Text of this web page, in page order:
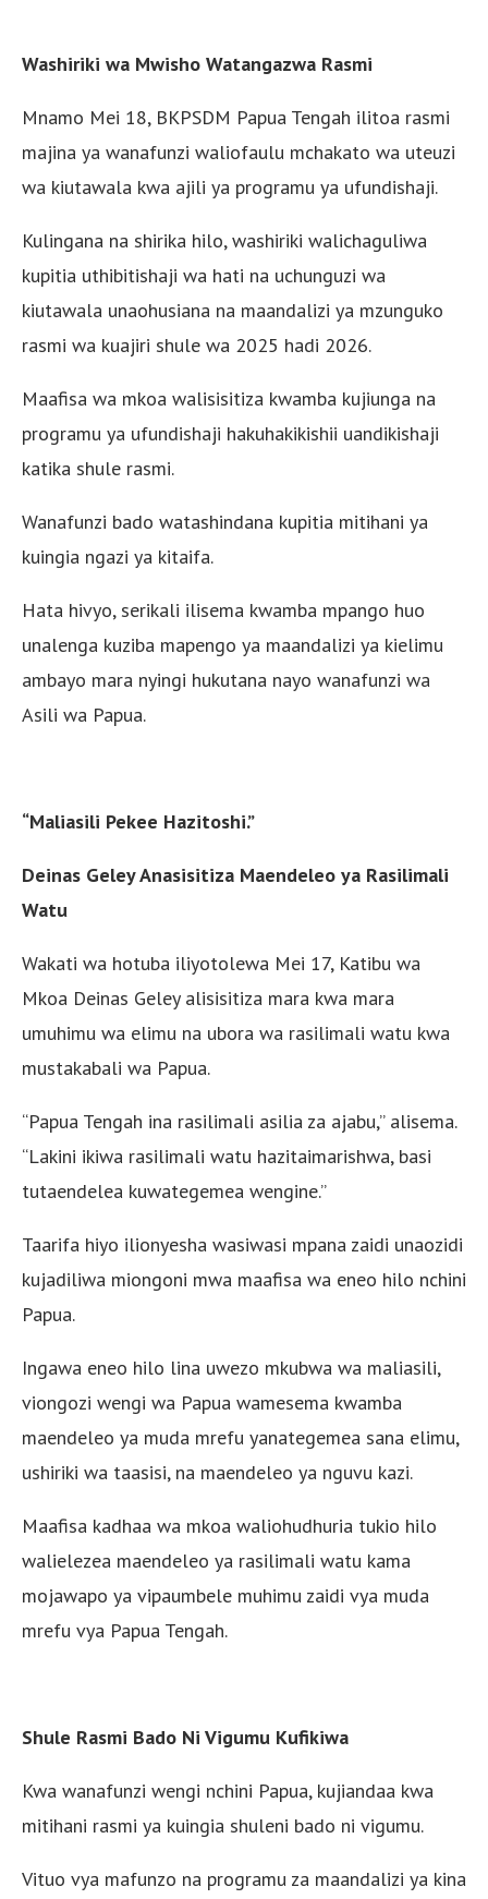
Washiriki wa Mwisho Watangazwa Rasmi
Mnamo Mei 18, BKPSDM Papua Tengah ilitoa rasmi
majina ya wanafunzi waliofaulu mchakato wa uteuzi
wa kiutawala kwa ajili ya programu ya ufundishaji.
Kulingana na shirika hilo, washiriki walichaguliwa
kupitia uthibitishaji wa hati na uchunguzi wa
kiutawala unaohusiana na maandalizi ya mzunguko
rasmi wa kuajiri shule wa 2025 hadi 2026.
Maafisa wa mkoa walisisitiza kwamba kujiunga na
programu ya ufundishaji hakuhakikishii uandikishaji
katika shule rasmi.
Wanafunzi bado watashindana kupitia mitihani ya
kuingia ngazi ya kitaifa.
Hata hivyo, serikali ilisema kwamba mpango huo
unalenga kuziba mapengo ya maandalizi ya kielimu
ambayo mara nyingi hukutana nayo wanafunzi wa
Asili wa Papua.
“Maliasili Pekee Hazitoshi.”
Deinas Geley Anasisitiza Maendeleo ya Rasilimali
Watu
Wakati wa hotuba iliyotolewa Mei 17, Katibu wa
Mkoa Deinas Geley alisisitiza mara kwa mara
umuhimu wa elimu na ubora wa rasilimali watu kwa
mustakabali wa Papua.
“Papua Tengah ina rasilimali asilia za ajabu,” alisema.
“Lakini ikiwa rasilimali watu hazitaimarishwa, basi
tutaendelea kuwategemea wengine.”
Taarifa hiyo ilionyesha wasiwasi mpana zaidi unaozidi
kujadiliwa miongoni mwa maafisa wa eneo hilo nchini
Papua.
Ingawa eneo hilo lina uwezo mkubwa wa maliasili,
viongozi wengi wa Papua wamesema kwamba
maendeleo ya muda mrefu yanategemea sana elimu,
ushiriki wa taasisi, na maendeleo ya nguvu kazi.
Maafisa kadhaa wa mkoa waliohudhuria tukio hilo
walielezea maendeleo ya rasilimali watu kama
mojawapo ya vipaumbele muhimu zaidi vya muda
mrefu vya Papua Tengah.
Shule Rasmi Bado Ni Vigumu Kufikiwa
Kwa wanafunzi wengi nchini Papua, kujiandaa kwa
mitihani rasmi ya kuingia shuleni bado ni vigumu.
Vituo vya mafunzo na programu za maandalizi ya kina